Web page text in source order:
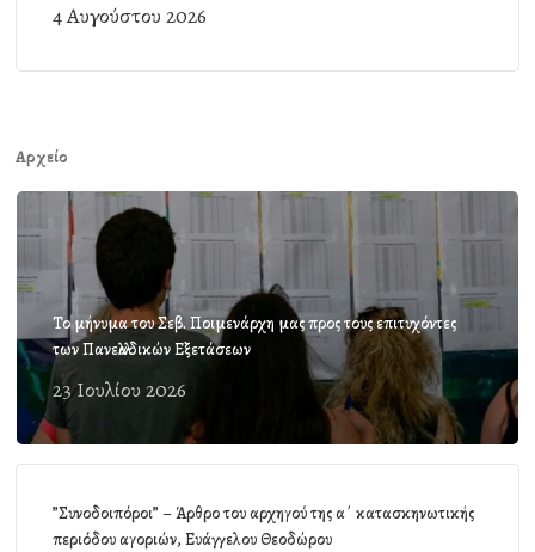
4 Αυγούστου 2026
Αρχείο
Το μήνυμα του Σεβ. Ποιμενάρχη μας προς τους επιτυχόντες
των Πανελλαδικών Εξετάσεων
23 Ιουλίου 2026
”Συνοδοιπόροι” – Άρθρο του αρχηγού της α΄ κατασκηνωτικής
περιόδου αγοριών, Ευάγγελου Θεοδώρου